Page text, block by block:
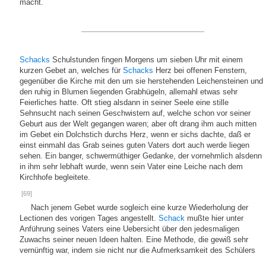
macht.
Schacks Schulstunden fingen Morgens um sieben Uhr mit einem
kurzen Gebet an, welches für Schacks Herz bei offenen Fenstern,
gegenüber die Kirche mit den um sie herstehenden Leichensteinen und
den ruhig in Blumen liegenden Grabhügeln, allemahl etwas sehr
Feierliches hatte. Oft stieg alsdann in seiner Seele eine stille
Sehnsucht nach seinen Geschwistern auf, welche schon vor seiner
Geburt aus der Welt gegangen waren; aber oft drang ihm auch mitten
im Gebet ein Dolchstich durchs Herz, wenn er sichs dachte, daß er
einst einmahl das Grab seines guten Vaters dort auch werde liegen
sehen. Ein banger, schwermüthiger Gedanke, der vornehmlich alsdenn
in ihm sehr lebhaft wurde, wenn sein Vater eine Leiche nach dem
Kirchhofe begleitete.
[69]
Nach jenem Gebet wurde sogleich eine kurze Wiederholung der
Lectionen des vorigen Tages angestellt. Schack mußte hier unter
Anführung seines Vaters eine Uebersicht über den jedesmaligen
Zuwachs seiner neuen Ideen halten. Eine Methode, die gewiß sehr
vernünftig war, indem sie nicht nur die Aufmerksamkeit des Schülers